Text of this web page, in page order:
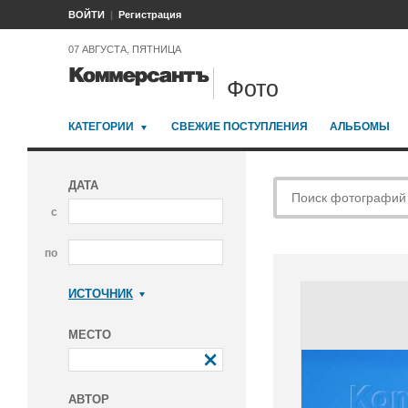
ВОЙТИ Регистрация
07 АВГУСТА, ПЯТНИЦА
Фото
КАТЕГОРИИ СВЕЖИЕ ПОСТУПЛЕНИЯ АЛЬБОМЫ
ДАТА
с
по
ИСТОЧНИК
МЕСТО
АВТОР